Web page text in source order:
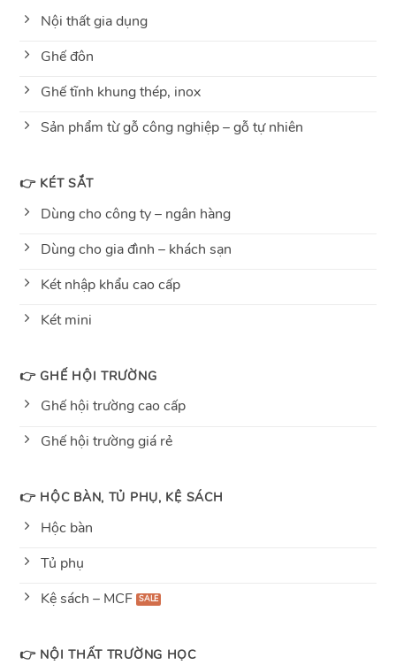
Nội thất gia dụng
Ghế đôn
Ghế tĩnh khung thép, inox
Sản phẩm từ gỗ công nghiệp – gỗ tự nhiên
👉 KÉT SẮT
Dùng cho công ty – ngân hàng
Dùng cho gia đình – khách sạn
Két nhập khẩu cao cấp
Két mini
👉 GHẾ HỘI TRƯỜNG
Ghế hội trường cao cấp
Ghế hội trường giá rẻ
👉 HỘC BÀN, TỦ PHỤ, KỆ SÁCH
Hộc bàn
Tủ phụ
Kệ sách – MCF
👉 NỘI THẤT TRƯỜNG HỌC